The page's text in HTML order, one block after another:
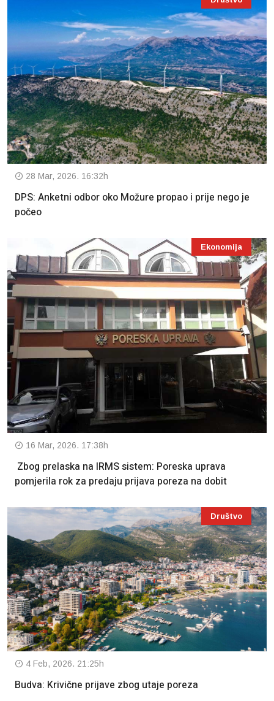
28 Mar, 2026. 16:32h
DPS: Anketni odbor oko Možure propao i prije nego je
počeo
Ekonomija
16 Mar, 2026. 17:38h
Zbog prelaska na IRMS sistem: Poreska uprava
pomjerila rok za predaju prijava poreza na dobit
Društvo
4 Feb, 2026. 21:25h
Budva: Krivične prijave zbog utaje poreza